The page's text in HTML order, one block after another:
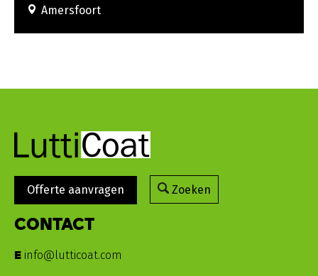
Amersfoort
Offerte aanvragen Zoeken
CONTACT
E info@lutticoat.com